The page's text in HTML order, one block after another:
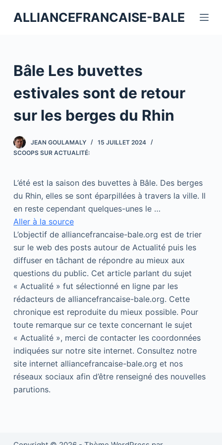
a
e
c
n
n
u
ALLIANCEFRANCAISE-BALE
Bâle Les buvettes
estivales sont de retour
sur les berges du Rhin
JEAN GOULAMALY
15 JUILLET 2024
SCOOPS SUR ACTUALITÉ:
L’été est la saison des buvettes à Bâle. Des berges
du Rhin, elles se sont éparpillées à travers la ville. Il
en reste cependant quelques-unes le …
Aller à la source
L’objectif de alliancefrancaise-bale.org est de trier
sur le web des posts autour de Actualité puis les
diffuser en tâchant de répondre au mieux aux
questions du public. Cet article parlant du sujet
« Actualité » fut sélectionné en ligne par les
rédacteurs de alliancefrancaise-bale.org. Cette
chronique est reproduite du mieux possible. Pour
toute remarque sur ce texte concernant le sujet
« Actualité », merci de contacter les coordonnées
indiquées sur notre site internet. Consultez notre
site internet alliancefrancaise-bale.org et nos
réseaux sociaux afin d’être renseigné des nouvelles
parutions.